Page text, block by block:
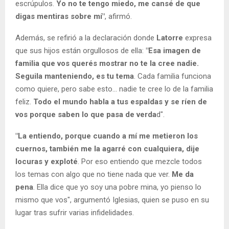
escrúpulos. Yo no te tengo miedo, me cansé de que
digas mentiras sobre mí", afirmó.
Además, se refirió a la declaración donde Latorre expresa
que sus hijos están orgullosos de ella: "Esa imagen de
familia que vos querés mostrar no te la cree nadie.
Seguila manteniendo, es tu tema. Cada familia funciona
como quiere, pero sabe esto... nadie te cree lo de la familia
feliz. Todo el mundo habla a tus espaldas y se ríen de
vos porque saben lo que pasa de verdad".
"La entiendo, porque cuando a mí me metieron los
cuernos, también me la agarré con cualquiera, dije
locuras y exploté. Por eso entiendo que mezcle todos
los temas con algo que no tiene nada que ver. Me da
pena. Ella dice que yo soy una pobre mina, yo pienso lo
mismo que vos", argumentó Iglesias, quien se puso en su
lugar tras sufrir varias infidelidades.